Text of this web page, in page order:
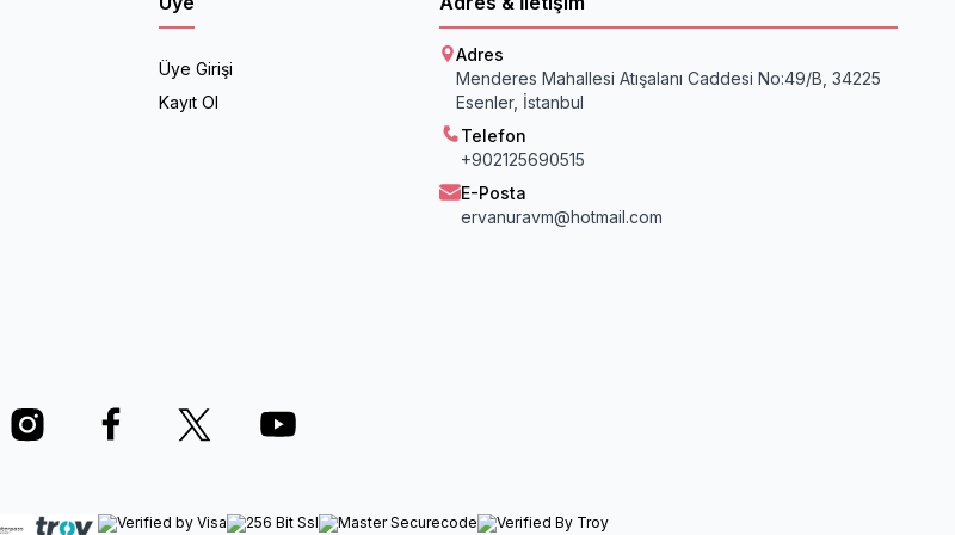
Üye Girişi
Kayıt Ol
Adres
Menderes Mahallesi Atışalanı Caddesi No:49/B, 34225
Esenler, İstanbul
Telefon
+902125690515
E-Posta
ervanuravm@hotmail.com